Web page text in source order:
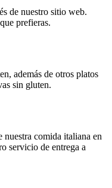
de nuestro sitio web.
prefieras.
además de otros platos
sin gluten.
comida italiana en
servicio de entrega a